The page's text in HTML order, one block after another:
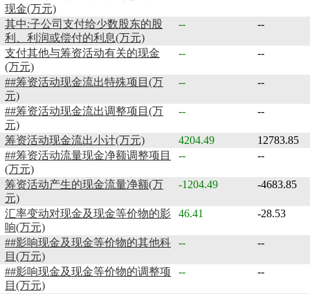
现金(万元)
其中:子公司支付给少数股东的股
利、利润或偿付的利息(万元)
-- --
支付其他与筹资活动有关的现金
(万元)
-- --
##筹资活动现金流出特殊项目(万
元)
-- --
##筹资活动现金流出调整项目(万
元)
-- --
筹资活动现金流出小计(万元) 4204.49
12783.85
##筹资活动流量现金净额调整项目
(万元)
-- --
筹资活动产生的现金流量净额(万
元)
-1204.49 -4683.85
汇率变动对现金及现金等价物的影
响(万元)
46.41 -28.53
##影响现金及现金等价物的其他科
目(万元)
-- --
##影响现金及现金等价物的调整项
目(万元)
-- --